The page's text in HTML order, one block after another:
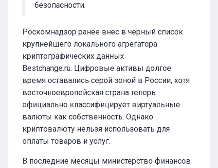
безопасности.
Роскомнадзор ранее внес в черный список
крупнейшего локального агрегатора
криптографических данных
Bestchange.ru. Цифровые активы долгое
время оставались серой зоной в России, хотя
восточноевропейская страна теперь
официально классифицирует виртуальные
валюты как собственность. Однако
криптовалюту нельзя использовать для
оплаты товаров и услуг.
В последние месяцы министерство финансов